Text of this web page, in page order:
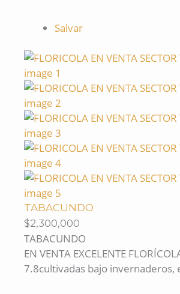
Salvar
TABACUNDO
$2,300,000
TABACUNDO
EN VENTA EXCELENTE
7.8cultivadas bajo invernaderos,